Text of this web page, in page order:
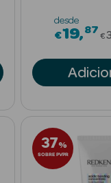
from
desde
€19 87
€
37%
SOBRE PVPR